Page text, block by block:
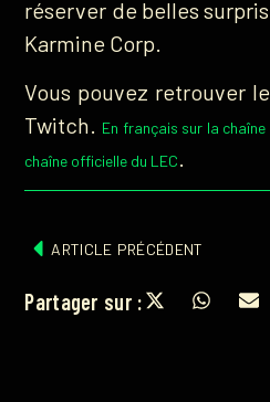
réserver de belles
Karmine Corp.
Vous pouvez retrouver
Twitch. En français sur la chaîne
chaîne officielle du LEC.
ARTICLE PRÉCÉDENT
Partager sur :